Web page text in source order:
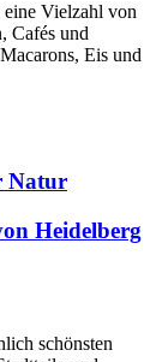
eine Vielzahl von
Cafés und
Eis und
Natur
Heidelberg
schönsten